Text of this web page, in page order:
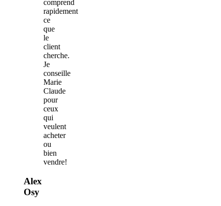
comprend
rapidement
ce
que
le
client
cherche.
Je
conseille
Marie
Claude
pour
ceux
qui
veulent
acheter
ou
bien
vendre!
Alex
Osy